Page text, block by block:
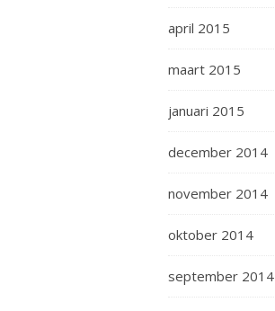
april 2015
maart 2015
januari 2015
december 2014
november 2014
oktober 2014
september 2014